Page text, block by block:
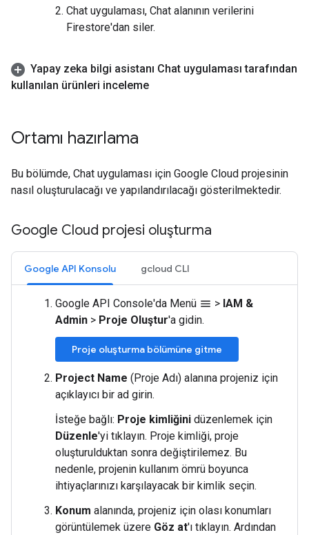
Chat uygulaması, Chat alanının verilerini
Firestore'dan siler.
Yapay zeka bilgi asistanı Chat uygulaması tarafından
kullanılan ürünleri inceleme
Ortamı hazırlama
Bu bölümde, Chat uygulaması için Google Cloud projesinin
nasıl oluşturulacağı ve yapılandırılacağı gösterilmektedir.
Google Cloud projesi oluşturma
Google API Konsolu gcloud CLI
Google API Console'da Menü menu > IAM &
Admin > Proje Oluştur'a gidin.
Proje oluşturma bölümüne gitme
Project Name (Proje Adı) alanına projeniz için
açıklayıcı bir ad girin.
İsteğe bağlı: Proje kimliğini düzenlemek için
Düzenle'yi tıklayın. Proje kimliği, proje
oluşturulduktan sonra değiştirilemez. Bu
nedenle, projenin kullanım ömrü boyunca
ihtiyaçlarınızı karşılayacak bir kimlik seçin.
Konum alanında, projeniz için olası konumları
görüntülemek üzere Göz at'ı tıklayın. Ardından